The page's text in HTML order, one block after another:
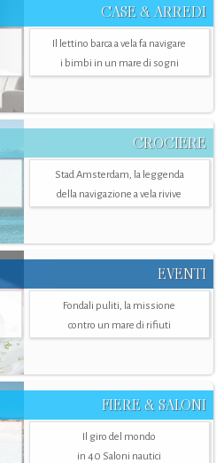
CASE & ARREDI
Il lettino barca a vela fa navigare
i bimbi in un mare di sogni
CROCIERE
Stad Amsterdam, la leggenda
della navigazione a vela rivive
EVENTI
Fondali puliti, la missione
contro un mare di rifiuti
FIERE & SALONI
Il giro del mondo
in 40 Saloni nautici